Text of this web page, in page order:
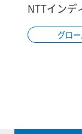
NTTインデ
グロ